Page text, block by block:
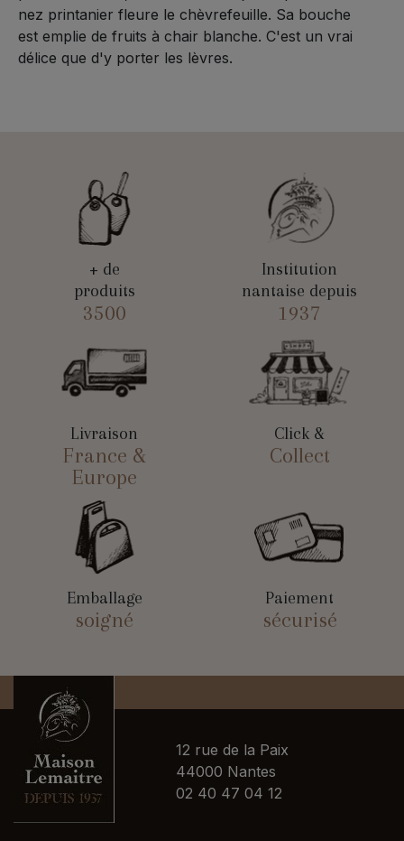
nez printanier fleure le chèvrefeuille. Sa bouche
est emplie de fruits à chair blanche. C'est un vrai
délice que d'y porter les lèvres.
+ de
produits
3500
Institution
nantaise depuis
1937
Livraison
France &
Europe
Click &
Collect
Emballage
soigné
Paiement
sécurisé
12 rue de la Paix
44000 Nantes
02 40 47 04 12